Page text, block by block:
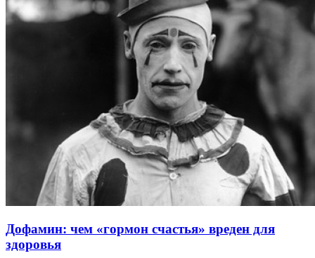
Дофамин: чем «гормон счастья» вреден для
здоровья